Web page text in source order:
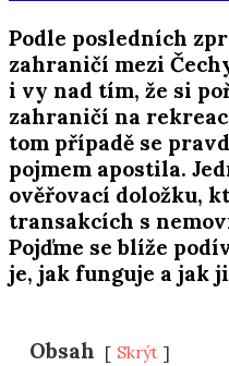
Podle posledních
zahraničí mezi
i vy nad tím, že si
zahraničí na
tom případě se
pojmem apostila.
ověřovací doložku,
transakcích s
Pojďme se blíže
je, jak funguje a jak
Obsah Skrýt